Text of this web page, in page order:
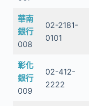
華南
銀行
008
02-2181-
0101
彰化
銀行
009
02-412-
2222